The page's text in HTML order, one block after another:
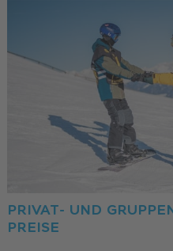
PRIVAT- UND
PREISE